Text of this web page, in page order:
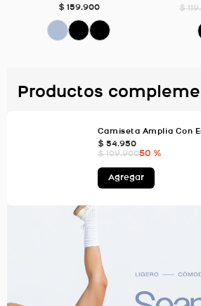
$ 159.900 $ 119.
Productos
$ 54.950
$ 109.90050 %
Agregar